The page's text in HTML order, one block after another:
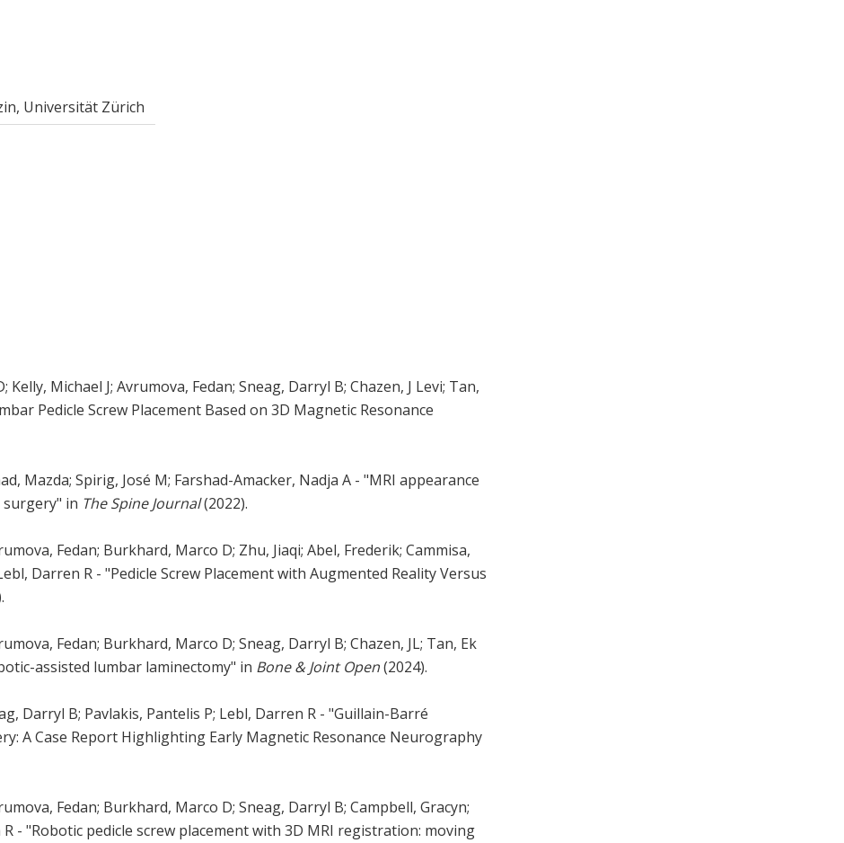
Universität Zürich
Michael J; Avrumova, Fedan; Sneag, Darryl B; Chazen, J Levi; Tan,
Pedicle Screw Placement Based on 3D Magnetic Resonance
Mazda; Spirig, José M; Farshad-Amacker, Nadja A - "MRI appearance
in The Spine Journal(2022).
Fedan; Burkhard, Marco D; Zhu, Jiaqi; Abel, Frederik; Cammisa,
Darren R - "Pedicle Screw Placement with Augmented Reality Versus
Fedan; Burkhard, Marco D; Sneag, Darryl B; Chazen, JL; Tan, Ek
assisted lumbar laminectomy" in Bone & Joint Open(2024).
Darryl B; Pavlakis, Pantelis P; Lebl, Darren R - "Guillain-Barré
A Case Report Highlighting Early Magnetic Resonance Neurography
Fedan; Burkhard, Marco D; Sneag, Darryl B; Campbell, Gracyn;
R - "Robotic pedicle screw placement with 3D MRI registration: moving